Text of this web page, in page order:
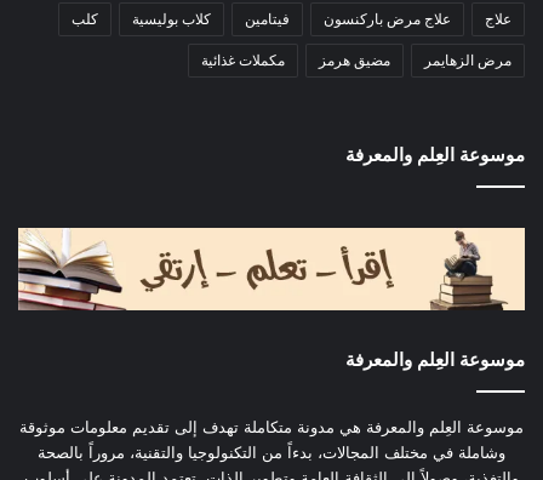
علاج علاج مرض باركنسون فيتامين كلاب بوليسية كلب
مرض الزهايمر مضيق هرمز مكملات غذائية
موسوعة العِلم والمعرفة
موسوعة العِلم والمعرفة
موسوعة العِلم والمعرفة هي مدونة متكاملة تهدف إلى تقديم معلومات موثوقة
وشاملة في مختلف المجالات، بدءاً من التكنولوجيا والتقنية، مروراً بالصحة